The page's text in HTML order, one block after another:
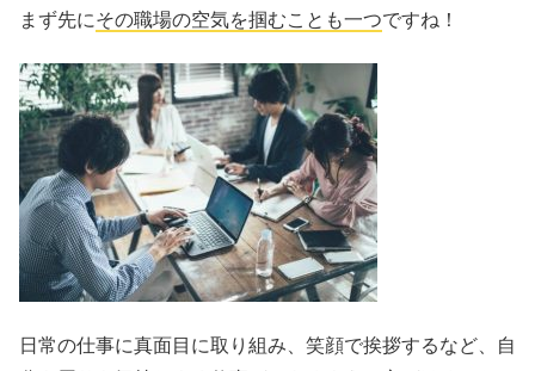
まず先にその職場の空気を掴むことも一つですね！
日常の仕事に真面目に取り組み、笑顔で挨拶するなど、自